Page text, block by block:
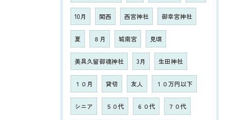
10月 関西 西宮神社 御幸宮神社
夏 ８月 城南宮 見頃
美具久留御魂神社 3月 生田神社
１０月 貸切 友人 １０万円以下
シニア ５０代 ６０代 ７０代